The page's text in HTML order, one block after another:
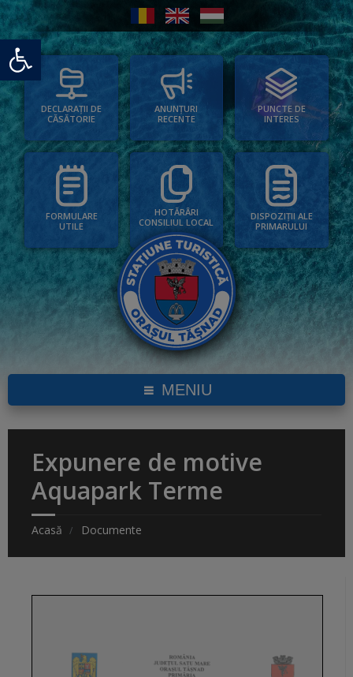
Deschide bara de unelte
DECLARAȚII DE
CĂSĂTORIE
ANUNȚURI
RECENTE
PUNCTE DE
INTERES
FORMULARE
UTILE
HOTĂRÂRI
CONSILIUL LOCAL
DISPOZIȚII ALE
PRIMARULUI
MENIU
Expunere de motive
Aquapark Terme
Acasă Documente